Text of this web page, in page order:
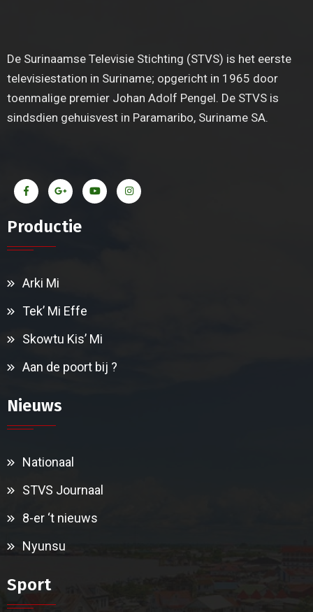
De Surinaamse Televisie Stichting (STVS) is het eerste
televisiestation in Suriname; opgericht in 1965 door
toenmalige premier Johan Adolf Pengel. De STVS is
sindsdien gehuisvest in Paramaribo, Suriname SA.
Productie
Arki Mi
Tek’ Mi Effe
Skowtu Kis’ Mi
Aan de poort bij ?
Nieuws
Nationaal
STVS Journaal
8-er ‘t nieuws
Nyunsu
Sport